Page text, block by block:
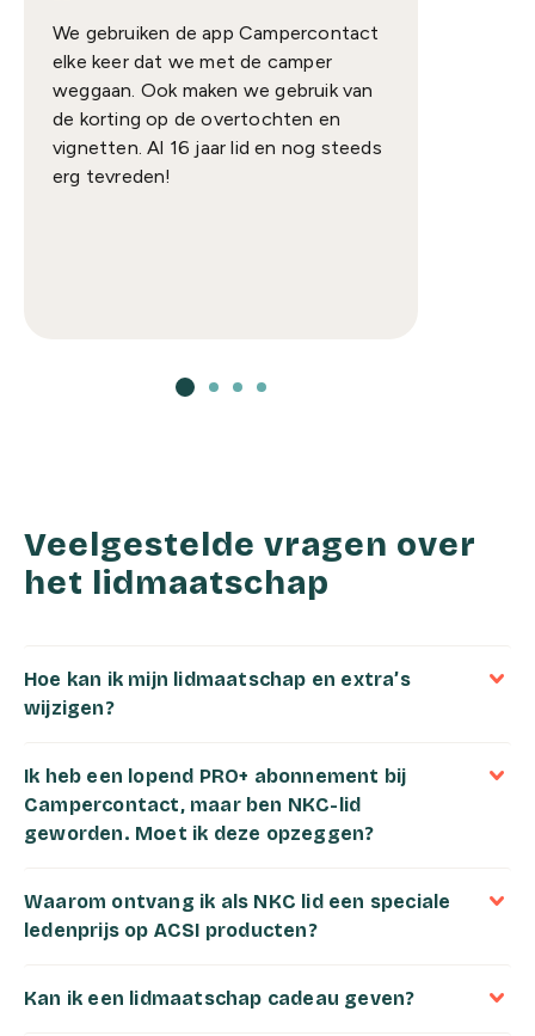
We gebruiken de app Campercontact
elke keer dat we met de camper
weggaan. Ook maken we gebruik van
de korting op de overtochten en
vignetten. Al 16 jaar lid en nog steeds
erg tevreden!
Veelgestelde vragen over
het lidmaatschap
Hoe kan ik mijn lidmaatschap en extra’s
wijzigen?
Ik heb een lopend PRO+ abonnement bij
Campercontact, maar ben NKC-lid
geworden. Moet ik deze opzeggen?
Waarom ontvang ik als NKC lid een speciale
ledenprijs op ACSI producten?
Kan ik een lidmaatschap cadeau geven?